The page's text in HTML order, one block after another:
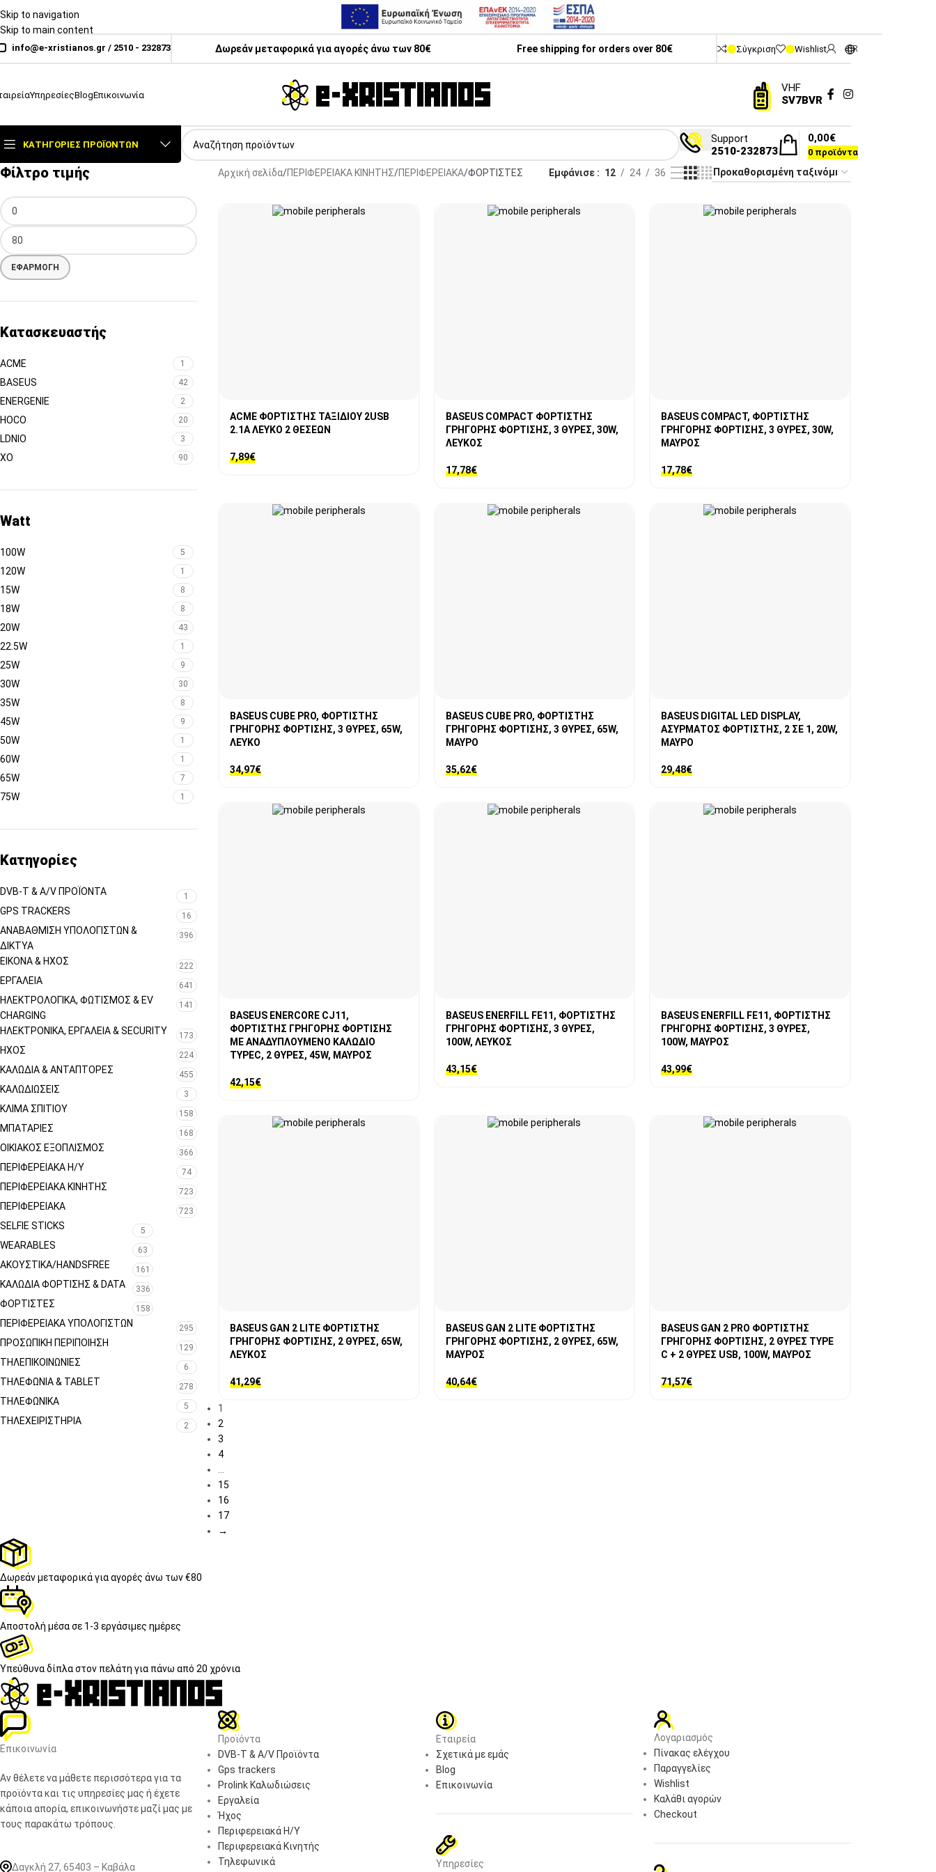
Skip to navigation
Skip to main content
info@e-xristianos.gr / 2510 - 232873 Δωρεάν μεταφορικά για αγορές άνω των 80€ Free shipping for orders over 80€ Σύγκριση Wishlist GR
ΥπηρεσίεςBlogΕπικοινωνία
VHF
SV7BVR
ΚΑΤΗΓΟΡΊΕΣ ΠΡΟΪΌΝΤΩΝ
Support
2510-232873
0 προϊόντα
0,00€
Φίλτρο τιμής
ΕΦΑΡΜΟΓΉ
Κατασκευαστής
ACME 1
BASEUS 42
ENERGENIE 2
HOCO 20
LDNIO 3
XO 90
Watt
100W 5
120W 1
15W 8
18W 8
20W 43
22.5W 1
25W 9
30W 30
35W 8
45W 9
50W 1
60W 1
65W 7
75W 1
Κατηγορίες
DVB-T & A/V ΠΡΟΪΌΝΤΑ 1
GPS TRACKERS 16
ΑΝΑΒΆΘΜΙΣΗ ΥΠΟΛΟΓΙΣΤΏΝ &
ΔΊΚΤΥΑ
396
ΕΙΚΌΝΑ & ΗΧΟΣ 222
ΕΡΓΑΛΕΊΑ 641
ΗΛΕΚΤΡΟΛΟΓΙΚΆ, ΦΩΤΙΣΜΌΣ & EV
CHARGING
141
ΗΛΕΚΤΡΟΝΙΚΆ, ΕΡΓΑΛΕΊΑ & SECURITY 173
ΉΧΟΣ 224
ΚΑΛΏΔΙΑ & ΑΝΤΆΠΤΟΡΕΣ 455
ΚΑΛΩΔΙΏΣΕΙΣ 3
ΚΛΊΜΑ ΣΠΙΤΙΟΎ 158
ΜΠΑΤΑΡΊΕΣ 168
ΟΙΚΙΑΚΌΣ ΕΞΟΠΛΙΣΜΌΣ 366
ΠΕΡΙΦΕΡΕΙΑΚΑ Η/Υ 74
ΠΕΡΙΦΕΡΕΙΑΚΑ ΚΙΝΗΤΗΣ 723
ΠΕΡΙΦΕΡΕΙΑΚΑ 723
SELFIE STICKS 5
WEARABLES 63
ΑΚΟΥΣΤΙΚΑ/HANDSFREE 161
ΚΑΛΩΔΙΑ ΦΟΡΤΙΣΗΣ & DATA 336
ΦΟΡΤΙΣΤΕΣ 158
ΠΕΡΙΦΕΡΕΙΑΚΆ ΥΠΟΛΟΓΙΣΤΏΝ 295
ΠΡΟΣΩΠΙΚΉ ΠΕΡΙΠΟΊΗΣΗ 129
ΤΗΛΕΠΙΚΟΙΝΩΝΊΕΣ 6
ΤΗΛΕΦΩΝΊΑ & TABLET 278
ΤΗΛΕΦΩΝΙΚΑ 5
ΤΗΛΕΧΕΙΡΙΣΤΉΡΙΑ 2
Αρχική σελίδα ΠΕΡΙΦΕΡΕΙΑΚΑ ΚΙΝΗΤΗΣ ΠΕΡΙΦΕΡΕΙΑΚΑ ΦΟΡΤΙΣΤΕΣ Εμφάνισε 12 24 36
ACME ΦΟΡΤΙΣΤΗΣ ΤΑΞΙΔΙΟΥ 2USB
2.1A ΛΕΥΚΟ 2 ΘΕΣΕΩΝ
7,89€
BASEUS COMPACT ΦΟΡΤΙΣΤΗΣ
ΓΡΗΓΟΡΗΣ ΦΟΡΤΙΣΗΣ, 3 ΘΥΡΕΣ, 30W,
ΛΕΥΚΟΣ
17,78€
BASEUS COMPACT, ΦΟΡΤΙΣΤΗΣ
ΓΡΗΓΟΡΗΣ ΦΟΡΤΙΣΗΣ, 3 ΘΥΡΕΣ, 30W,
ΜΑΥΡΟΣ
17,78€
BASEUS CUBE PRO, ΦΟΡΤΙΣΤΗΣ
ΓΡΗΓΟΡΗΣ ΦΟΡΤΙΣΗΣ, 3 ΘΥΡΕΣ, 65W,
ΛΕΥΚΟ
34,97€
BASEUS CUBE PRO, ΦΟΡΤΙΣΤΗΣ
ΓΡΗΓΟΡΗΣ ΦΟΡΤΙΣΗΣ, 3 ΘΥΡΕΣ, 65W,
ΜΑΥΡΟ
35,62€
BASEUS DIGITAL LED DISPLAY,
ΑΣΥΡΜΑΤΟΣ ΦΟΡΤΙΣΤΗΣ, 2 ΣΕ 1, 20W,
ΜΑΥΡΟ
29,48€
BASEUS ENERCORE CJ11,
ΦΟΡΤΙΣΤΗΣ ΓΡΗΓΟΡΗΣ ΦΟΡΤΙΣΗΣ
ΜΕ ΑΝΑΔΥΠΛΟΥΜΕΝΟ ΚΑΛΩΔΙΟ
TYPEC, 2 ΘΥΡΕΣ, 45W, ΜΑΥΡΟΣ
42,15€
BASEUS ENERFILL FE11, ΦΟΡΤΙΣΤΗΣ
ΓΡΗΓΟΡΗΣ ΦΟΡΤΙΣΗΣ, 3 ΘΥΡΕΣ,
100W, ΛΕΥΚΟΣ
43,15€
BASEUS ENERFILL FE11, ΦΟΡΤΙΣΤΗΣ
ΓΡΗΓΟΡΗΣ ΦΟΡΤΙΣΗΣ, 3 ΘΥΡΕΣ,
100W, ΜΑΥΡΟΣ
43,99€
BASEUS GAN 2 LITE ΦΟΡΤΙΣΤΗΣ
ΓΡΗΓΟΡΗΣ ΦΟΡΤΙΣΗΣ, 2 ΘΥΡΕΣ, 65W,
ΛΕΥΚΟΣ
41,29€
BASEUS GAN 2 LITE ΦΟΡΤΙΣΤΗΣ
ΓΡΗΓΟΡΗΣ ΦΟΡΤΙΣΗΣ, 2 ΘΥΡΕΣ, 65W,
ΜΑΥΡΟΣ
40,64€
BASEUS GAN 2 PRO ΦΟΡΤΙΣΤΗΣ
ΓΡΗΓΟΡΗΣ ΦΟΡΤΙΣΗΣ, 2 ΘΥΡΕΣ TYPE
C + 2 ΘΥΡΕΣ USB, 100W, ΜΑΥΡΟΣ
71,57€
1
2
3
4
15
16
17
→
Δωρεάν μεταφορικάγια αγορές άνω των €80
Αποστολή μέσα σε 1-3 εργάσιμες ημέρες
Υπεύθυνα δίπλα στον πελάτη για πάνω από 20 χρόνια
Επικοινωνία
Αν θέλετε να μάθετε περισσότερα για τα
προϊόντα και τις υπηρεσίες μας ή έχετε
κάποια απορία, επικοινωνήστε μαζί μας με
τους παρακάτω τρόπους.
Δαγκλή 27, 65403 – Καβάλα
Προϊόντα
DVB-T & A/V Προϊόντα
Gps trackers
Prolink Καλωδιώσεις
Εργαλεία
Ήχος
Περιφερειακά Η/Υ
Περιφερειακά Κινητής
Τηλεφωνικά
Εταιρεία
Σχετικά με εμάς
Blog
Επικοινωνία
Υπηρεσίες
Λογαριασμός
Πίνακας ελέγχου
Παραγγελίες
Wishlist
Καλάθι αγορών
Checkout